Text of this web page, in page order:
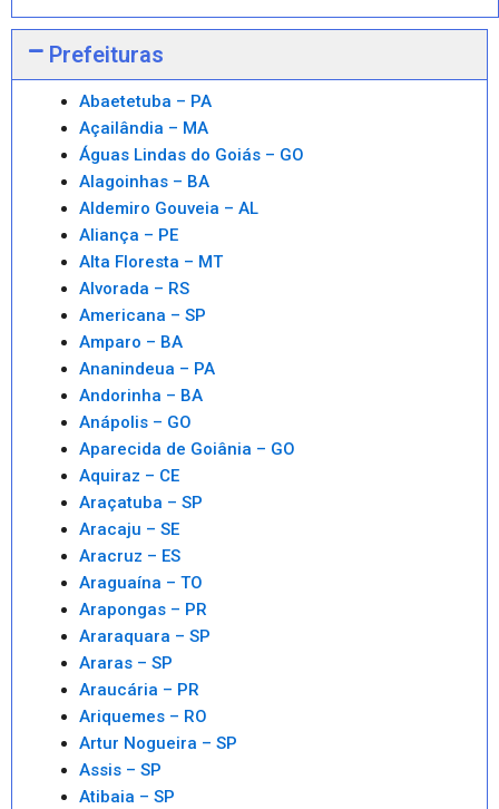
Prefeituras
Abaetetuba – PA
Açailândia – MA
Águas Lindas do Goiás – GO
Alagoinhas – BA
Aldemiro Gouveia – AL
Aliança – PE
Alta Floresta – MT
Alvorada – RS
Americana – SP
Amparo – BA
Ananindeua – PA
Andorinha – BA
Anápolis – GO
Aparecida de Goiânia – GO
Aquiraz – CE
Araçatuba – SP
Aracaju – SE
Aracruz – ES
Araguaína – TO
Arapongas – PR
Araraquara – SP
Araras – SP
Araucária – PR
Ariquemes – RO
Artur Nogueira – SP
Assis – SP
Atibaia – SP